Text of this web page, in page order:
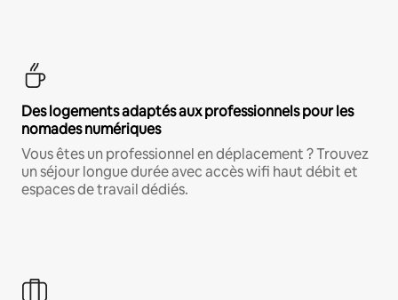
Des logements adaptés aux professionnels pour les
nomades numériques
Vous êtes un professionnel en déplacement ? Trouvez
un séjour longue durée avec accès wifi haut débit et
espaces de travail dédiés.